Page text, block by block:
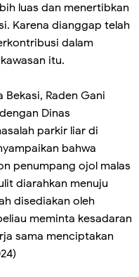
luas dan menertibkan
Karena dianggap telah
dalam
itu.
Bekasi, Raden Gani
Dinas
parkir liar di
bahwa
penumpang ojol malas
diarahkan menuju
disediakan oleh
meminta kesadaran
sama menciptakan